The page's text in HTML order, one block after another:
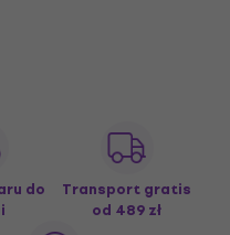
do
Transport gratis
od 489 zł